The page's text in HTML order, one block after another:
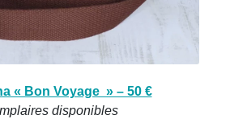
« Bon Voyage » – 50 €
disponibles